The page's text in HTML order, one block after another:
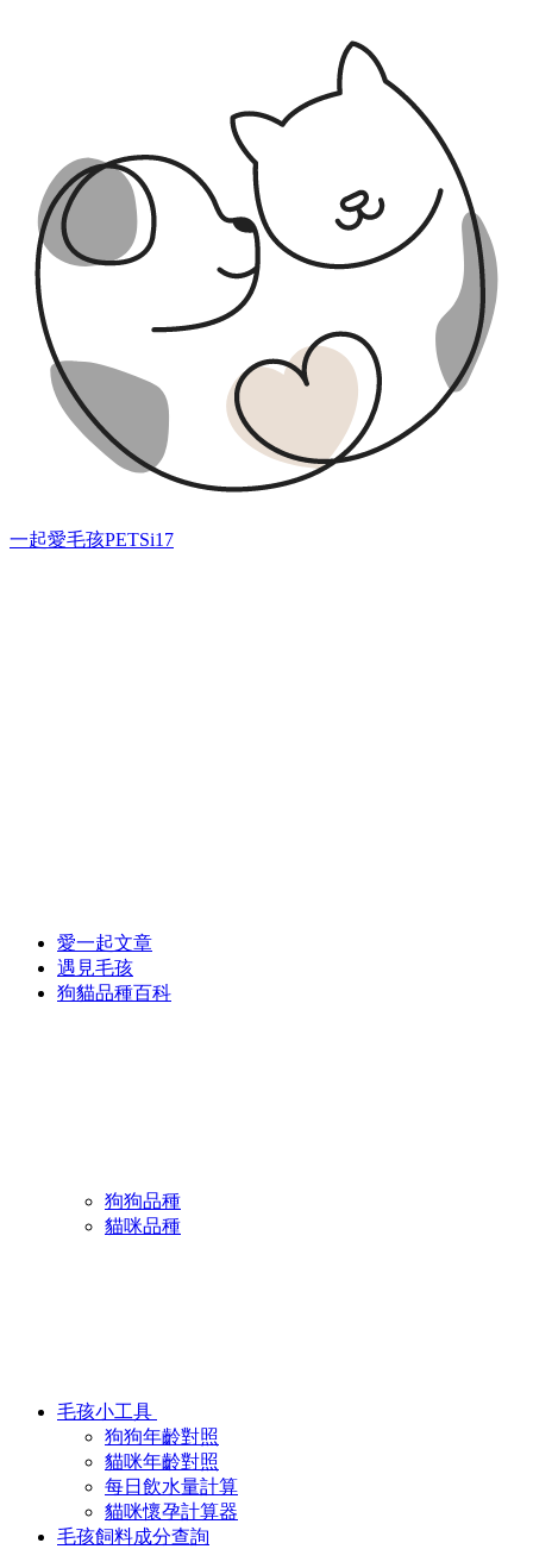
一起愛毛孩PETSi17
愛一起文章
遇見毛孩
狗貓品種百科
狗狗品種
貓咪品種
毛孩小工具
狗狗年齡對照
貓咪年齡對照
每日飲水量計算
貓咪懷孕計算器
毛孩飼料成分查詢